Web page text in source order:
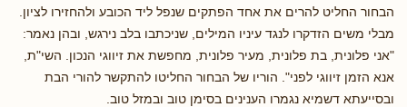
הבחור החליט להרים את אחד הפתקים שנפל ליד הכובע ולהחזירו לציון.
מבלי משים הזדקרו לנגד עיניו המילים, שניכתבו בלב נירגש, ובהן נאמר:
"אני פלונית, בת פלונית, מעיר פלונית, מחפשת את זיווגי הנכון. השי"ת,
אנא הזמן זיווגי לפני". הוריו של הבחור החליטו להתקשר להורי הבת
ובסייעתא דשמיא נגמרו הענינים בסימן טוב ובמזל טוב.